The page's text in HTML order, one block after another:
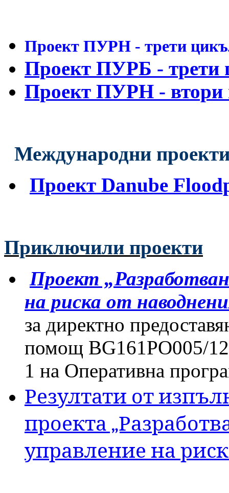
Проект ПУРН - трети
Проект ПУРБ - трети
Проект ПУРН - втори
Международни
Проект Danube
Приключили проекти
Проект
на риска от
за директно
помощ BG161PO005/
1 на Оперативна
Резултати от
проекта
управление на